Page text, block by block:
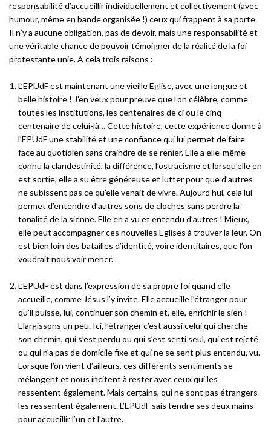
responsabilitéd’accueillir individuellement et collectivement (avec
humour, même en bande organisée !) ceux qui frappent à sa porte.
Il n’y a aucune obligation, pas de devoir, mais une responsabilité et
une véritable chance de pouvoir témoigner de la réalitéde la foi
protestanteunie. A cela trois raisons :
L’EPUdF est maintenant une vieille Eglise, avec une longue et
belle histoire ! J’en veux pour preuve que l’on célèbre, comme
toutes les institutions, les centenaires de ci ou le cinq
centenaire de celui-là… Cette histoire, cette expérience donne à
l’EPUdF une stabilité et une confiance qui lui permet de faire
face au quotidien sans craindre de se renier. Elle a elle-même
connu la clandestinité, la différence, l’ostracisme et lorsqu’elle en
est sortie, elle a su être généreuse et lutter pour que d’autres
ne subissent pas ce qu’elle venait de vivre. Aujourd’hui, cela lui
permet d’entendre d’autres sons de cloches sans perdre la
tonalité de la sienne. Elle en a vu et entendu d’autres ! Mieux,
elle peut accompagner ces nouvelles Eglises à trouver la leur. On
est bien loin des batailles d’identité, voire identitaires, que l’on
voudrait nous voir mener.
L’EPUdF est dans l’expression de sa propre foi quand elle
accueille, comme Jésus l’y invite. Elle accueille l’étranger pour
qu’il puisse, lui, continuer son chemin et, elle, enrichir le sien !
Elargissons un peu. Ici, l’étranger c’est aussi celui qui cherche
son chemin, qui s’est perdu ou qui s’est senti seul, qui est rejeté
ou qui n’a pas de domicile fixe et qui ne se sent plus entendu, vu.
Lorsque l’on vient d’ailleurs, ces différents sentiments se
mélangent et nous incitent à rester avec ceux qui les
ressentent également. Mais certains, qui ne sont pas étrangers
les ressentent également. L’EPUdF sais tendre ses deux mains
pour accueillir l’un et l’autre.